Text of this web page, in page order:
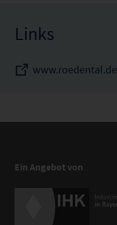
Links
www.roedental.de
Ein Angebot von